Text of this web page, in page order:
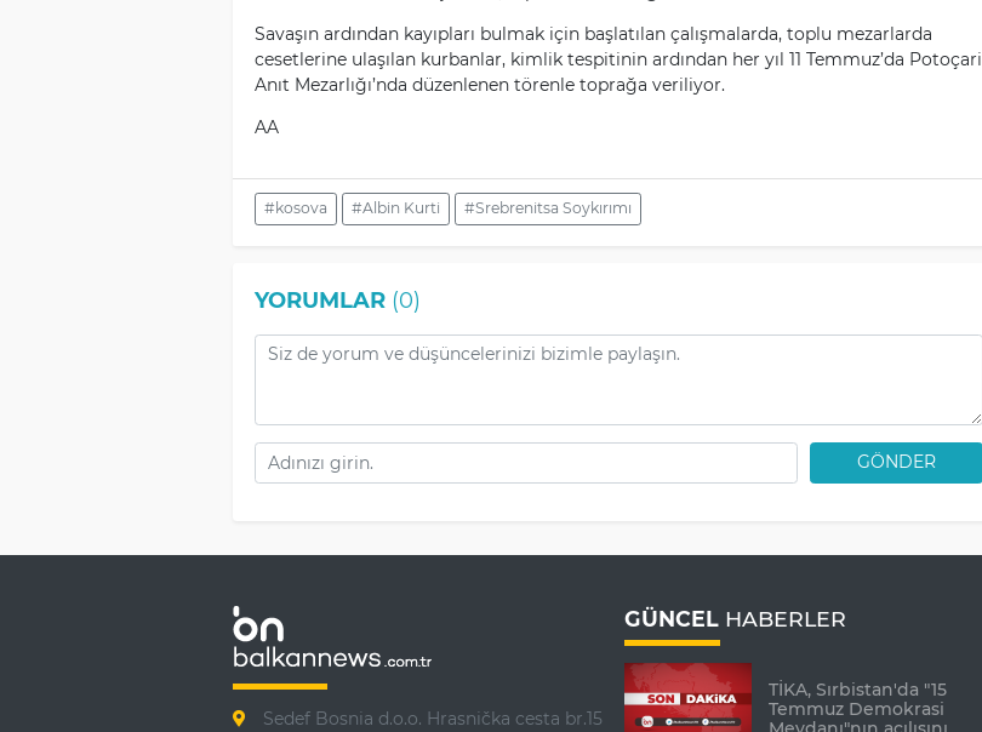
Savaşın ardından kayıpları bulmak için başlatılan çalışmalarda, toplu mezarlarda
cesetlerine ulaşılan kurbanlar, kimlik tespitinin ardından her yıl 11 Temmuz’da Potoçari
Anıt Mezarlığı’nda düzenlenen törenle toprağa veriliyor.
AA
#kosova #Albin Kurti #Srebrenitsa Soykırımı
YORUMLAR(0)
GÖNDER
Sedef Bosnia d.o.o. Hrasnička cesta br.15
GÜNCEL HABERLER
TİKA, Sırbistan'da "15
Temmuz Demokrasi